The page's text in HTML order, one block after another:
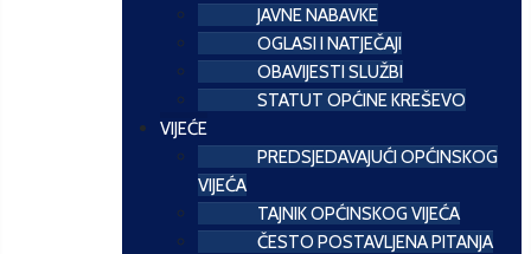
JAVNE NABAVKE
OGLASI I NATJEČAJI
OBAVIJESTI SLUŽBI
STATUT OPĆINE KREŠEVO
VIJEĆE
PREDSJEDAVAJUĆI OPĆINSKOG
VIJEĆA
TAJNIK OPĆINSKOG VIJEĆA
ČESTO POSTAVLJENA PITANJA